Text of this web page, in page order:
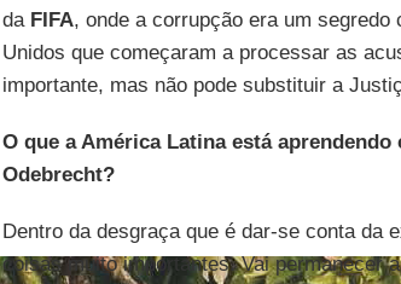
da FIFA, onde a corrupção era um
Unidos que começaram a processar as
importante, mas não pode substituir a
O que a América Latina está
Odebrecht?
Dentro da desgraça que é dar-se conta da
coisas muito importantes. Vai permanecer